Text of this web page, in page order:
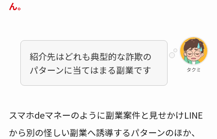
ん。
タクミ
紹介先はどれも典型的な詐欺の
パターンに当てはまる副業です
スマホdeマネーのように副業案件と見せかけLINE
から別の怪しい副業へ誘導するパターンのほか、